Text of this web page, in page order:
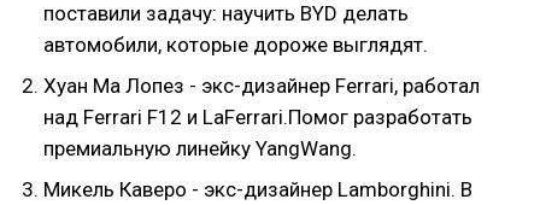
поставили задачу: научить BYD делать
автомобили, которые дороже выглядят.
Хуан Ма Лопез - экс-дизайнер Ferrari, работал
над Ferrari F12 и LaFerrari.Помог разработать
премиальную линейку YangWang.
Микель Каверо - экс-дизайнер Lamborghini. В